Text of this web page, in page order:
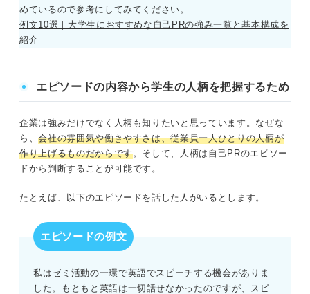
めているので参考にしてみてください。
例文10選｜大学生におすすめな自己PRの強み一覧と基本構成を
紹介
エピソードの内容から学生の人柄を把握するため
企業は強みだけでなく人柄も知りたいと思っています。なぜな
ら、会社の雰囲気や働きやすさは、従業員一人ひとりの人柄が
作り上げるものだからです。そして、人柄は自己PRのエピソー
ドから判断することが可能です。
たとえば、以下のエピソードを話した人がいるとします。
エピソードの例文
私はゼミ活動の一環で英語でスピーチする機会がありま
した。もともと英語は一切話せなかったのですが、スピ